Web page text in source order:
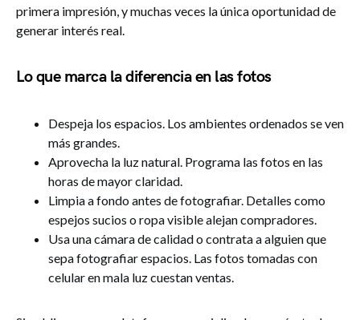
primera impresión, y muchas veces la única oportunidad de
generar interés real.
Lo que marca la diferencia en las fotos
Despeja los espacios. Los ambientes ordenados se ven
más grandes.
Aprovecha la luz natural. Programa las fotos en las
horas de mayor claridad.
Limpia a fondo antes de fotografiar. Detalles como
espejos sucios o ropa visible alejan compradores.
Usa una cámara de calidad o contrata a alguien que
sepa fotografiar espacios. Las fotos tomadas con
celular en mala luz cuestan ventas.